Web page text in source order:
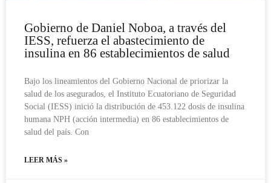
Gobierno de Daniel Noboa, a través del
IESS, refuerza el abastecimiento de
insulina en 86 establecimientos de salud
Bajo los lineamientos del Gobierno Nacional de priorizar la
salud de los asegurados, el Instituto Ecuatoriano de Seguridad
Social (IESS) inició la distribución de 453.122 dosis de insulina
humana NPH (acción intermedia) en 86 establecimientos de
salud del país. Con
LEER MÁS »